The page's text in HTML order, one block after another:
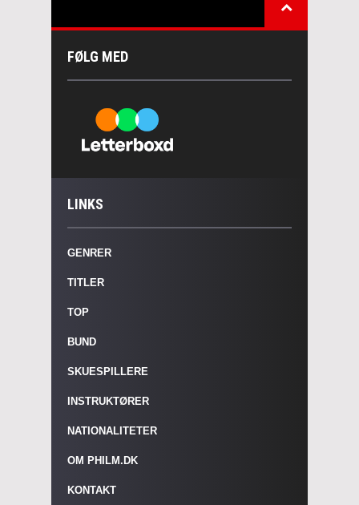
FØLG MED
LINKS
GENRER
TITLER
TOP
BUND
SKUESPILLERE
INSTRUKTØRER
NATIONALITETER
OM PHILM.DK
KONTAKT